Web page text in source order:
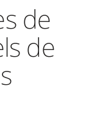
de
de